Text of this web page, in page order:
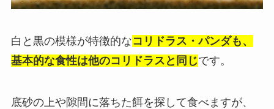
白と黒の模様が特徴的なコリドラス・パンダも、
基本的な食性は他のコリドラスと同じです。
底砂の上や隙間に落ちた餌を探して食べますが、